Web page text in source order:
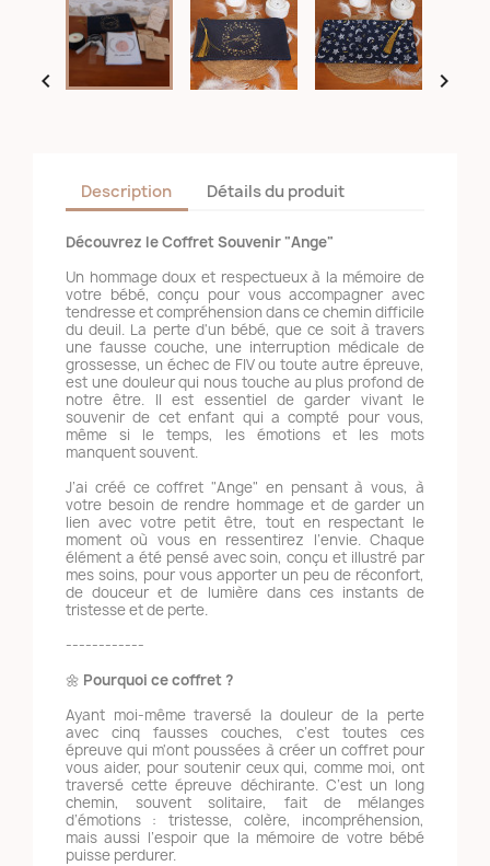
 
Description Détails du produit
Découvrez le Coffret Souvenir "Ange"
Un hommage doux et respectueux à la mémoire de
votre bébé, conçu pour vous accompagner avec
tendresse et compréhension dans ce chemin difficile
du deuil. La perte d'un bébé, que ce soit à travers
une fausse couche, une interruption médicale de
grossesse, un échec de FIV ou toute autre épreuve,
est une douleur qui nous touche au plus profond de
notre être. Il est essentiel de garder vivant le
souvenir de cet enfant qui a compté pour vous,
même si le temps, les émotions et les mots
manquent souvent.
J’ai créé ce coffret "Ange" en pensant à vous, à
votre besoin de rendre hommage et de garder un
lien avec votre petit être, tout en respectant le
moment où vous en ressentirez l’envie. Chaque
élément a été pensé avec soin, conçu et illustré par
mes soins, pour vous apporter un peu de réconfort,
de douceur et de lumière dans ces instants de
tristesse et de perte.
------------
🌼 Pourquoi ce coffret ?
Ayant moi-même traversé la douleur de la perte
avec cinq fausses couches, c’est toutes ces
épreuve qui m'ont poussées à créer un coffret pour
vous aider, pour soutenir ceux qui, comme moi, ont
traversé cette épreuve déchirante. C’est un long
chemin, souvent solitaire, fait de mélanges
d’émotions : tristesse, colère, incompréhension,
mais aussi l’espoir que la mémoire de votre bébé
puisse perdurer.